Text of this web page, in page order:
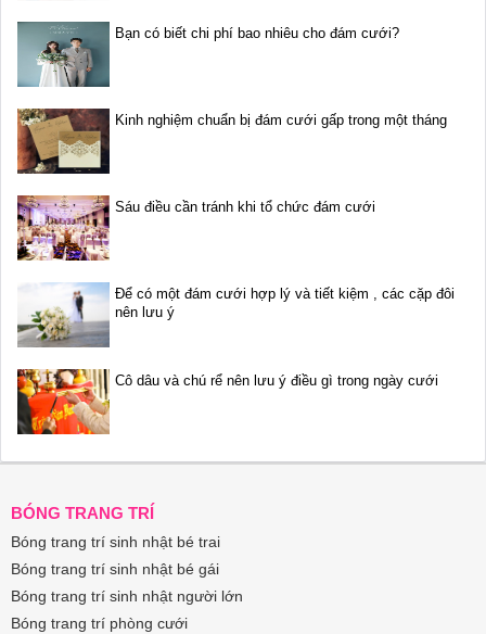
Bạn có biết chi phí bao nhiêu cho đám cưới?
Kinh nghiệm chuẩn bị đám cưới gấp trong một tháng
Sáu điều cần tránh khi tổ chức đám cưới
Để có một đám cưới hợp lý và tiết kiệm , các cặp đôi
nên lưu ý
Cô dâu và chú rể nên lưu ý điều gì trong ngày cưới
BÓNG TRANG TRÍ
Bóng trang trí sinh nhật bé trai
Bóng trang trí sinh nhật bé gái
Bóng trang trí sinh nhật người lớn
Bóng trang trí phòng cưới